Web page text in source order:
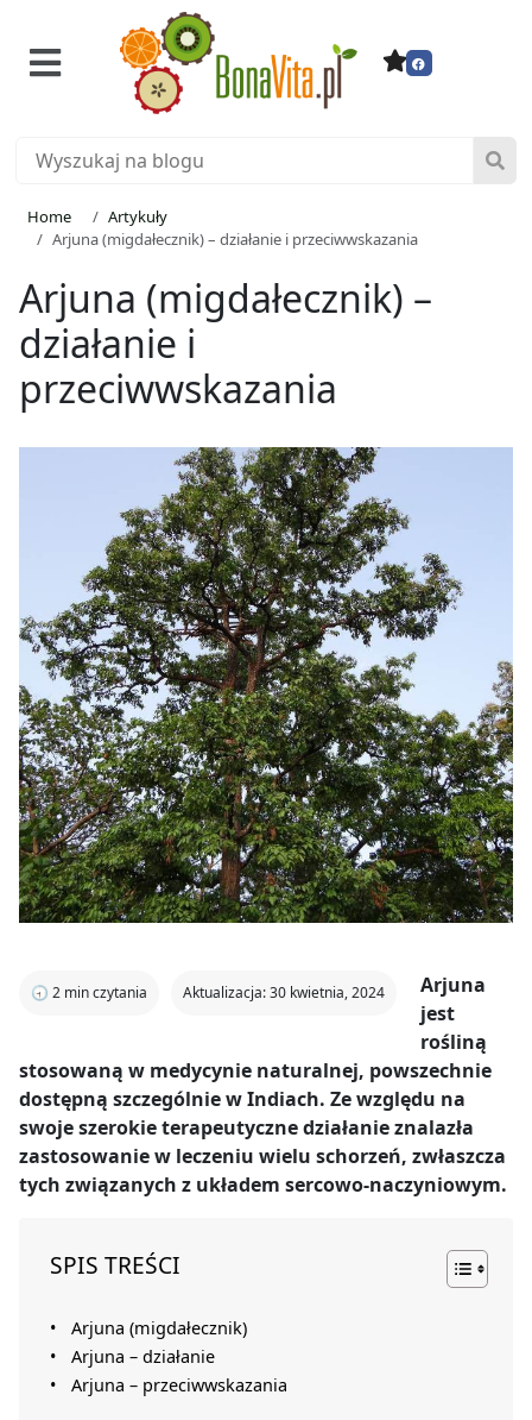
Home
Artykuły
Arjuna (migdałecznik) – działanie i przeciwwskazania
Arjuna (migdałecznik) –
działanie i
przeciwwskazania
🕣 2 min czytania Aktualizacja: 30 kwietnia, 2024
Arjuna
jest
rośliną
stosowaną w medycynie naturalnej, powszechnie
dostępną szczególnie w Indiach. Ze względu na
swoje szerokie terapeutyczne działanie znalazła
zastosowanie w leczeniu wielu schorzeń, zwłaszcza
tych związanych z układem sercowo-naczyniowym.
SPIS TREŚCI
Arjuna (migdałecznik)
Arjuna – działanie
Arjuna – przeciwwskazania